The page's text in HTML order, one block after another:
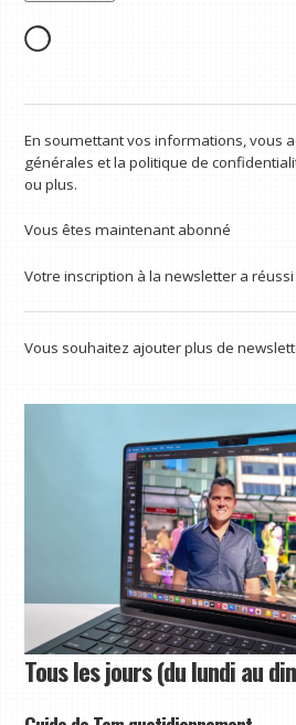
En soumettant vos informations, vous
générales et la politique de
ou plus.
Vous êtes maintenant abonné
Votre inscription à la newsletter a réussi
Vous souhaitez ajouter plus de
Tous les jours (du lundi au